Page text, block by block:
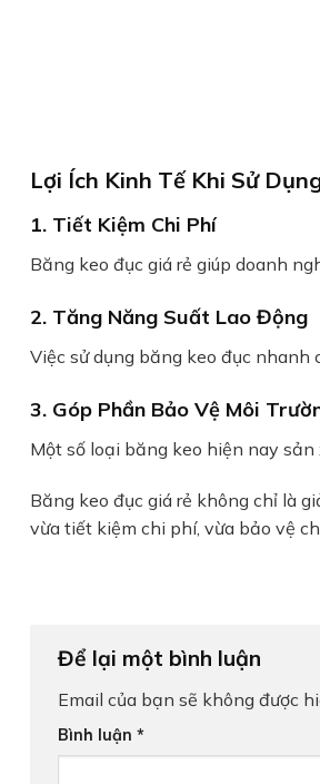
Lợi Ích Kinh Tế Khi Sử
1. Tiết Kiệm Chi Phí
Băng keo đục giá rẻ giúp doanh
2. Tăng Năng Suất Lao Động
Việc sử dụng băng keo đục nhanh
3. Góp Phần Bảo Vệ Môi
Một số loại băng keo hiện nay
Băng keo đục giá rẻ không chỉ là
vừa tiết kiệm chi phí, vừa bảo vệ
Để lại một bình luận
Email của bạn sẽ không được
Bình luận *